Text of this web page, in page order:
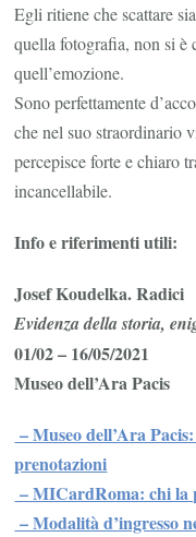
Egli ritiene che scattare
quella fotografia, non si è
quell’emozione.
Sono perfettamente
che nel suo straordinario
percepisce forte e chiaro
incancellabile.
Info e riferimenti utili:
Josef Koudelka. Radici
Evidenza della storia,
01/02 – 16/05/2021
Museo dell’Ara Pacis
– Museo dell’Ara
prenotazioni
– MICardRoma: chi la
– Modalità d’ingresso